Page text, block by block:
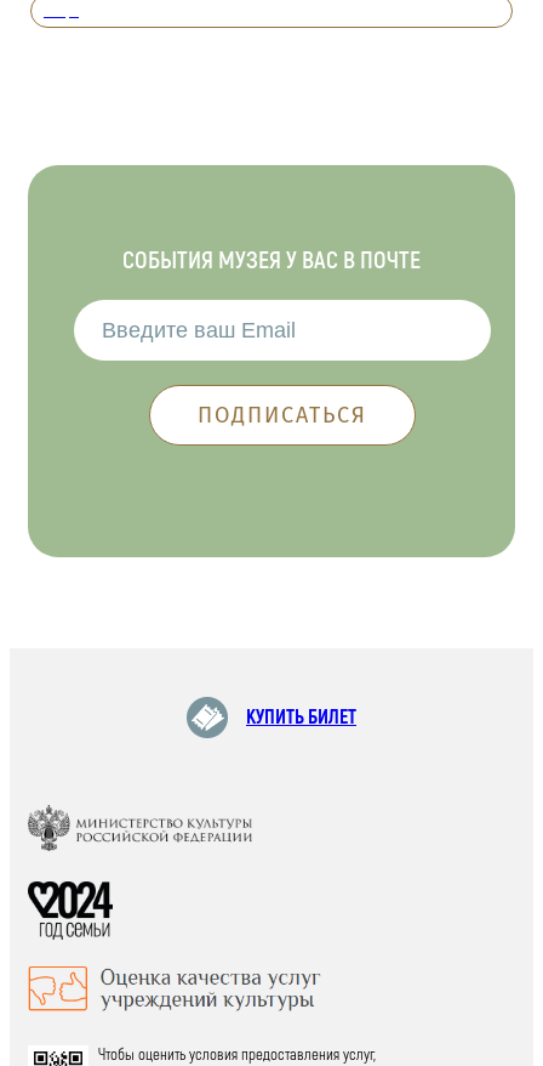
СОБЫТИЯ МУЗЕЯ У ВАС В ПОЧТЕ
КУПИТЬ БИЛЕТ
Чтобы оценить условия предоставления услуг,